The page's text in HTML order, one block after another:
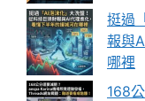
挺過
報與
哪裡
168